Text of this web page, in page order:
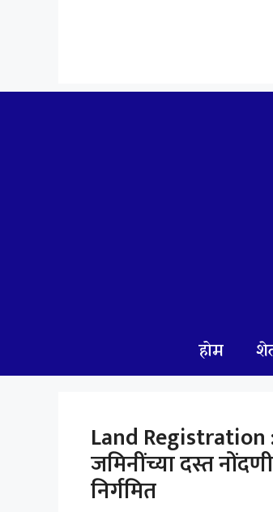
होम
Land Registration
जमिनींच्या दस्त
निर्गमित